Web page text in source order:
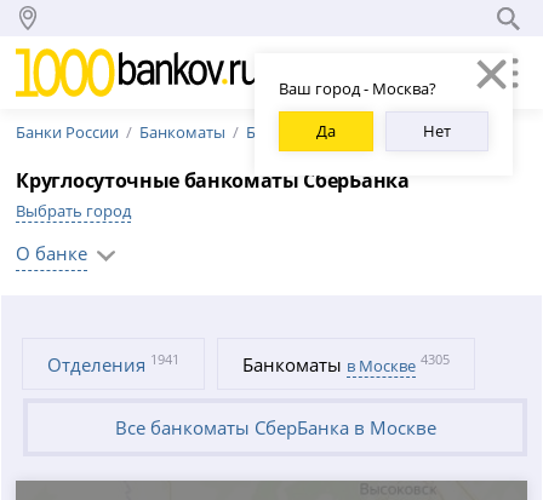
Ваш город - Москва?
Да
Нет
Банки России Банкоматы Банкоматы СберБанка
Круглосуточные банкоматы СберБанка
Выбрать город
О банке
Отделения 1941 Банкоматы в Москве 4305
Все банкоматы СберБанка в Москве